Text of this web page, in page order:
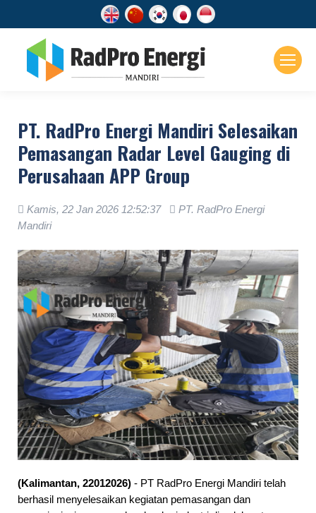
Selamat datang di website PT. RadPro
PT. RadPro Energi Mandiri Selesaikan
Pemasangan Radar Level Gauging di
Perusahaan APP Group
Kamis, 22 Jan 2026 12:52:37
PT. RadPro Energi
Mandiri
(Kalimantan, 22012026) - PT RadPro Energi Mandiri telah
berhasil menyelesaikan kegiatan pemasangan dan